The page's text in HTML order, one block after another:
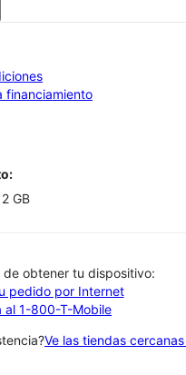
financiamiento
GB
de obtener tu dispositivo:
pedido por Internet
al 1-800-T-Mobile
Ve las tiendas